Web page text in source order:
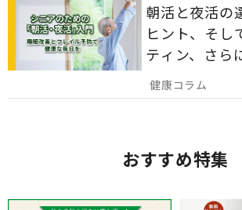
朝活と夜活の
ヒント、そし
ティン、さら
でを詳しくご
おすすめ特集